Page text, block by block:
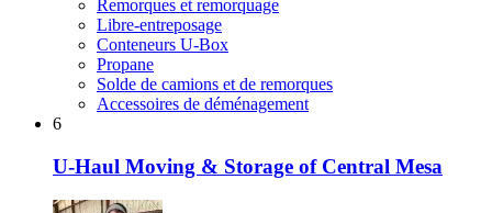
Remorques et remorquage
Libre-entreposage
Conteneurs U-Box
Propane
Solde de camions et de remorques
Accessoires de déménagement
6
U-Haul Moving & Storage of Central Mesa